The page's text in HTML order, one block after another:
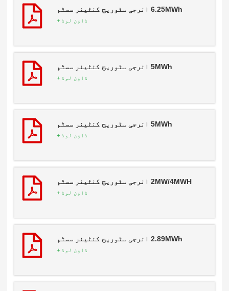
6.25MWh انرجی سٹوریج کنٹینر سسٹم
ڈاؤن لوڈ +
5MWh انرجی سٹوریج کنٹینر سسٹم
ڈاؤن لوڈ +
5MWh انرجی سٹوریج کنٹینر سسٹم
ڈاؤن لوڈ +
2MW/4MWH انرجی سٹوریج کنٹینر سسٹم
ڈاؤن لوڈ +
2.89MWh انرجی سٹوریج کنٹینر سسٹم
ڈاؤن لوڈ +